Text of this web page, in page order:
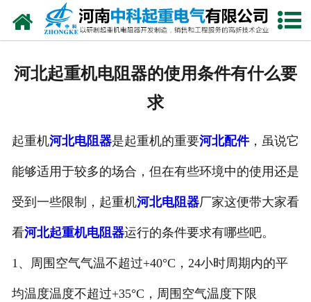
网站首页
公司风采
联系我们
河北起重机电阻器的使用条件有什么要
求
起重机河北电阻器是起重机的重要河北配件，虽说它
能够适用于较多的场合，但在有些环境中的使用还是
受到一些限制，起重机河北电阻器厂家这便带大家看
看河北起重机电阻器运行的条件要求有哪些吧。
1、周围空气气温不超过+40°C，24小时周期内的平
均温度温度不超过+35°C，周围空气温度下限